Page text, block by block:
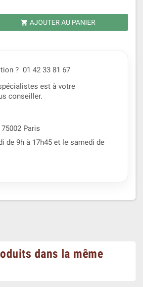
 AJOUTER AU PANIER
? 01 42 33 81 67
est à votre
conseiller.
Paris
de 9h à 17h45 et le samedi de
dans la même